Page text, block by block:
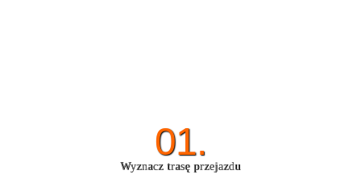
01.
Wyznacz trasę przejazdu